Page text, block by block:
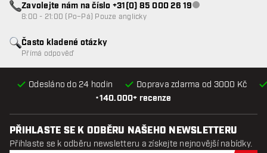
•140.000+ recenze
Odesláno do 24 hodin Doprava zdarma od 3000 Kč
Často kladené otázky
Přímá odpověď
Zavolejte nám na číslo +31(0) 85 000 26 19Zákaznický servis
8:00 - 21:00 (Po–Pá) Pouze anglicky
PŘIHLASTE SE K ODBĚRU NAŠEHO NEWSLETTERU
Přihlaste se k odběru newsletteru a získejte nejnovější nabídky.